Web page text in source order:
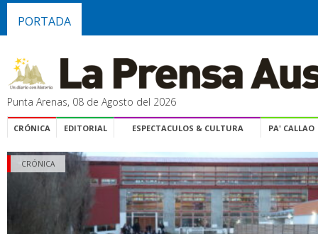
PORTADA
Punta Arenas, 08 de Agosto del 2026
CRÓNICA EDITORIAL ESPECTACULOS & CULTURA PA' CALLAO
CRÓNICA